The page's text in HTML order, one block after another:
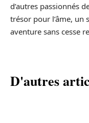
d’autres passionnés
trésor pour l’âme,
aventure sans cesse
D'autres